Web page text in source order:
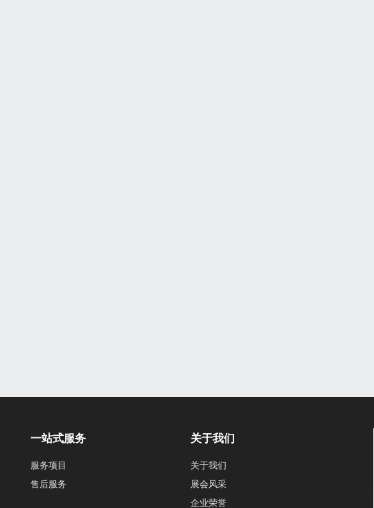
一站式服务
服务项目
售后服务
关于我们
关于我们
展会风采
企业荣誉